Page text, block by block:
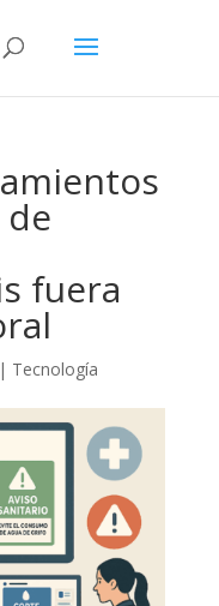
fuera
| Tecnología